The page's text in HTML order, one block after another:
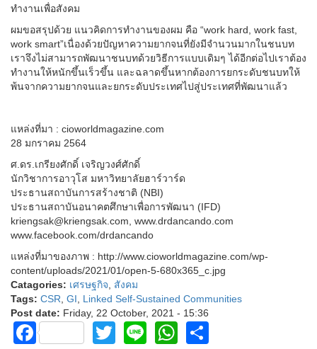
ทำงานเพื่อสังคม
ผมขอสรุปด้วย แนวคิดการทำงานของผม คือ “work hard, work fast,
work smart”เนื่องด้วยปัญหาความยากจนที่ยังมีจำนวนมากในชนบท
เราจึงไม่สามารถพัฒนาชนบทด้วยวิธีการแบบเดิมๆ ได้อีกต่อไปเราต้อง
ทำงานให้หนักขึ้นเร็วขึ้น และฉลาดขึ้นหากต้องการยกระดับชนบทให้
พ้นจากความยากจนและยกระดับประเทศไปสู่ประเทศที่พัฒนาแล้ว
แหล่งที่มา : cioworldmagazine.com
28 มกราคม 2564
ศ.ดร.เกรียงศักดิ์ เจริญวงศ์ศักดิ์
นักวิชาการอาวุโส มหาวิทยาลัยฮาร์วาร์ด
ประธานสถาบันการสร้างชาติ (NBI)
ประธานสถาบันอนาคตศึกษาเพื่อการพัฒนา (IFD)
kriengsak@kriengsak.com, www.drdancando.com
www.facebook.com/drdancando
แหล่งที่มาของภาพ : http://www.cioworldmagazine.com/wp-
content/uploads/2021/01/open-5-680x365_c.jpg
Catagories: เศรษฐกิจ
สังคม
Tags: CSR GI
Linked Self-Sustained Communities
Post date: Friday, 22 October, 2021 - 15:36
FacebookTwitter
LineWhatsApp